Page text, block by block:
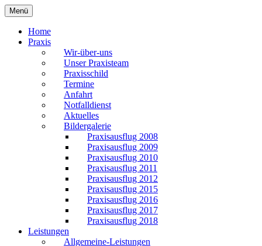
Zum
Inhalt
springen
Praxis Dr. Bleiler
Menü
Home
Praxis
Wir-über-uns
Unser Praxisteam
Praxisschild
Termine
Anfahrt
Notfalldienst
Aktuelles
Bildergalerie
Praxisausflug 2008
Praxisausflug 2009
Praxisausflug 2010
Praxisausflug 2011
Praxisausflug 2012
Praxisausflug 2015
Praxisausflug 2016
Praxisausflug 2017
Praxisausflug 2018
Leistungen
Allgemeine-Leistungen